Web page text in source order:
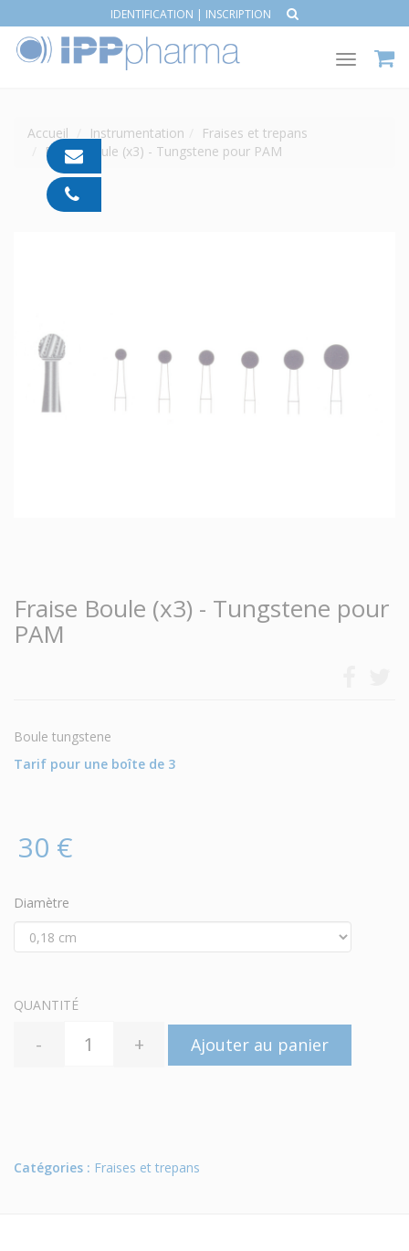
IDENTIFICATION | INSCRIPTION
Toggle
Accueil Instrumentation
Fraises et trepans
Fraise Boule (x3) - Tungstene pour PAM
Fraise Boule (x3) - Tungstene pour
PAM
Boule tungstene
Tarif pour une boîte de 3
30 €
Diamètre
QUANTITÉ
- + Ajouter au panier
Catégories : Fraises et trepans
contact@ipp-
pharma.com
91